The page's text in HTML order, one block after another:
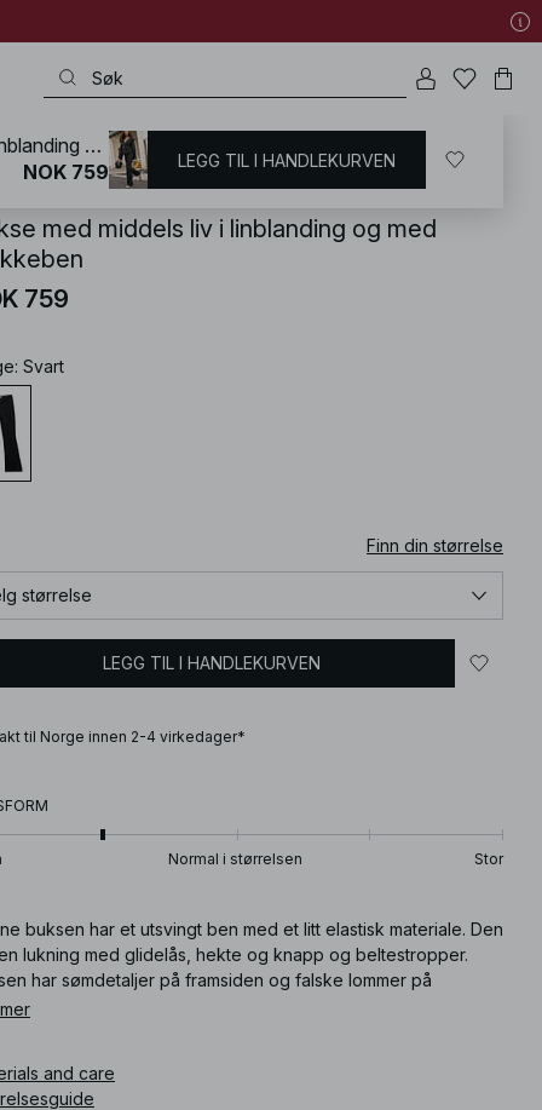
/ Linklær / Linbukser
med middels liv i linblanding og med
759
: Svart
Finn din størrelse
størrelse
LEGG TIL I HANDLEKURVEN
til Norge innen 2-4 virkedager*
Normal i størrelsen Stor
buksen har et utsvingt ben med et litt elastisk materiale. Den
lukning med glidelås, hekte og knapp og beltestropper.
har sømdetaljer på framsiden og falske lommer på
and care
Bukse med middels liv i linblanding og med klokkeben
NOK 759
LEGG TIL I HANDLEKURVEN